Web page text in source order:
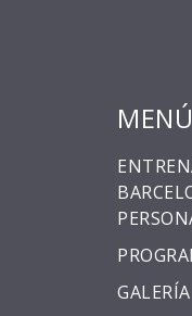
MENÚ
GALERÍA